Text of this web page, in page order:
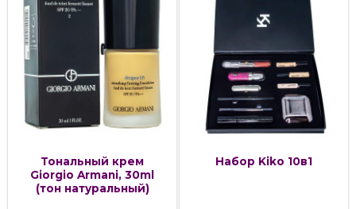
Тональный крем
Giorgio Armani, 30ml
(тон натуральный)
Набор Kiko 10в1